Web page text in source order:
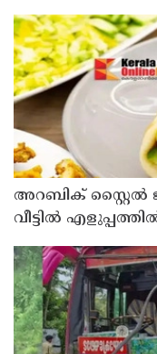
സസ്പെൻഷൻ
അറബിക് സ്റ്റൈൽ
വീട്ടിൽ